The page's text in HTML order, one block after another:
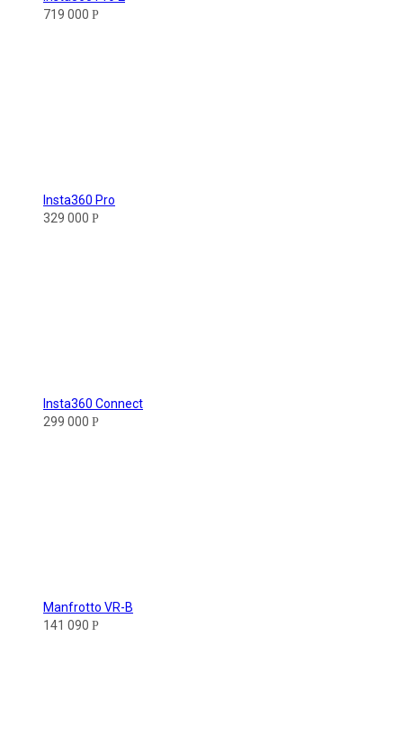
719 000 Р
Insta360 Pro
329 000 Р
Insta360 Connect
299 000 Р
Manfrotto VR-B
141 090 Р